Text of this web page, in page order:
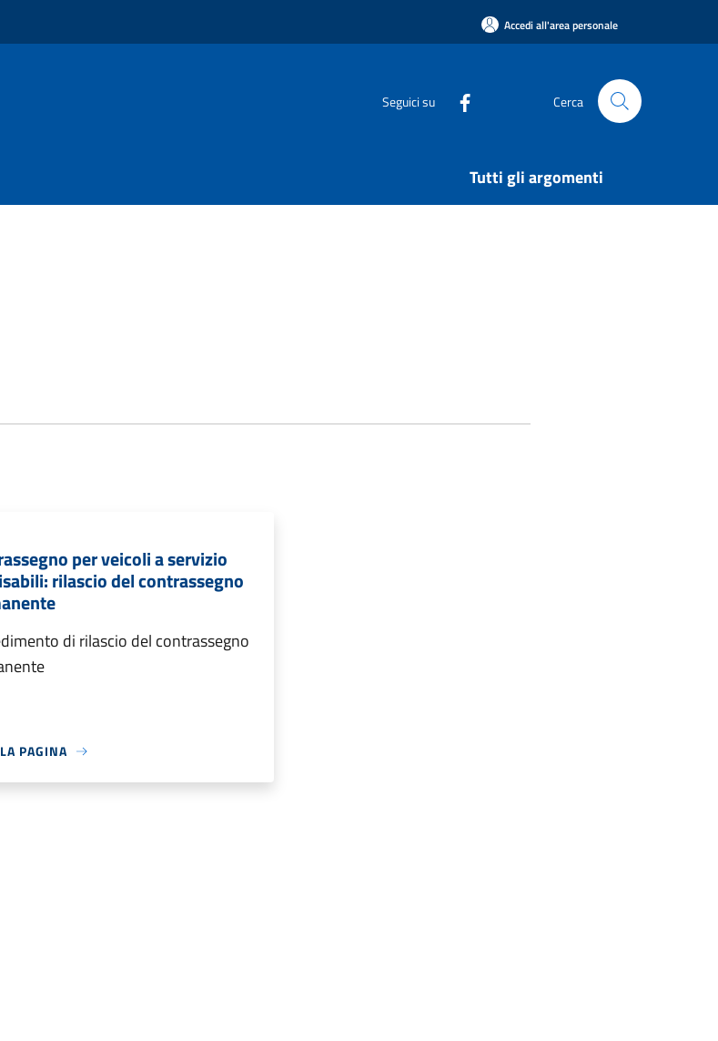
Accedi all'area personale
Seguici su Cerca
Tutti gli argomenti
per veicoli a servizio
rilascio del contrassegno
di rilascio del contrassegno
PAGINA